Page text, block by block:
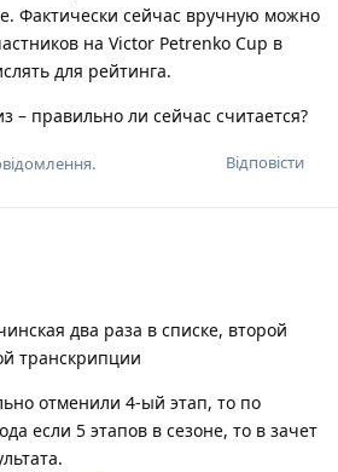
Фактически сейчас вручную можно
на Victor Petrenko Cup в
для рейтинга.
– правильно ли сейчас считается?
Відповісти
два раза в списке, второй
транскрипции
отменили 4-ый этап, то по
если 5 этапов в сезоне, то в зачет